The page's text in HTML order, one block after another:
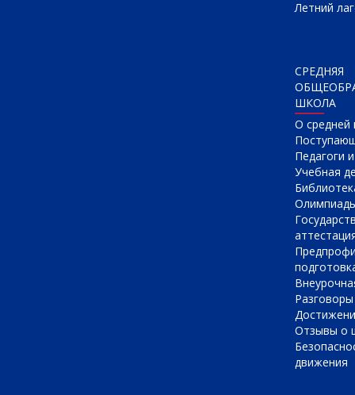
Летний
СРЕДНЯЯ
ШКОЛА
О cредней
Педагоги
Учебная
Отзывы о
движения